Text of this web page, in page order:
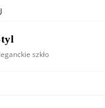
szkło